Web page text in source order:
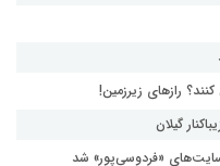
رازهای زیرزمین!
گیلان
«فردوسی‌پور» شد